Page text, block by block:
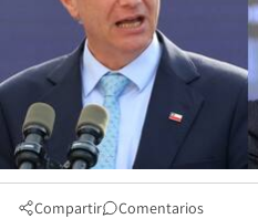
Compartir Comentarios